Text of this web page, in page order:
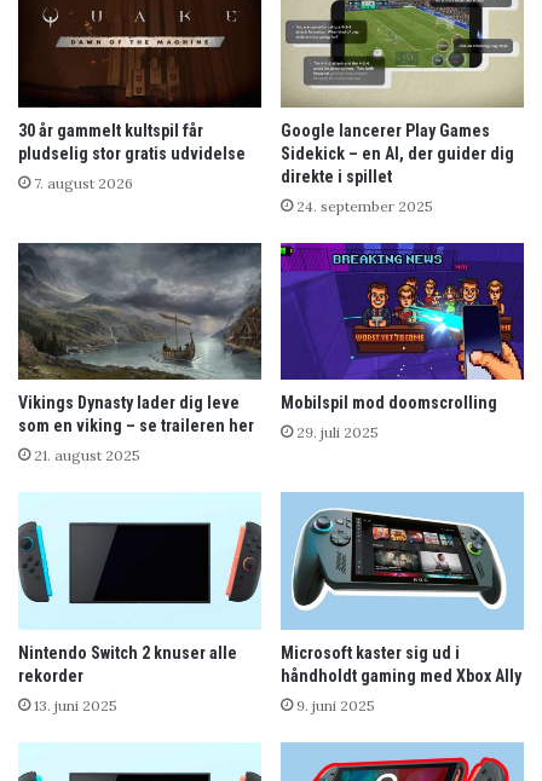
30 år gammelt kultspil får
pludselig stor gratis udvidelse
7. august 2026
Google lancerer Play Games
Sidekick – en AI, der guider dig
direkte i spillet
24. september 2025
Vikings Dynasty lader dig leve
som en viking – se traileren her
21. august 2025
Mobilspil mod doomscrolling
29. juli 2025
Nintendo Switch 2 knuser alle
rekorder
13. juni 2025
Microsoft kaster sig ud i
håndholdt gaming med Xbox Ally
9. juni 2025